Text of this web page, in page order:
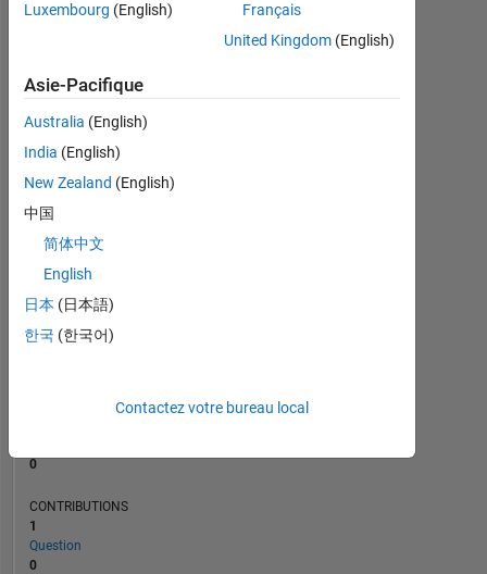
CONTRIBUTIONS L
0
1
RANG
153
0
CONTRIBUTIONS
1
Question
0
Luxembourg (English)
Français
United Kingdom(English)
Asie-Pacifique
Australia (English)
India (English)
New Zealand (English)
中国
简体中文
English
日本 (日本語)
한국 (한국어)
Contactez votre bureau local